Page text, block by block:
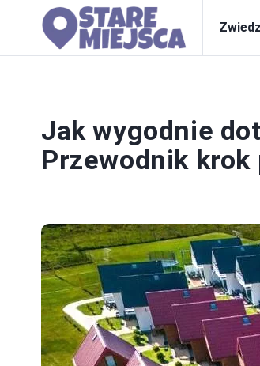
Jak wygodnie
Przewodnik krok